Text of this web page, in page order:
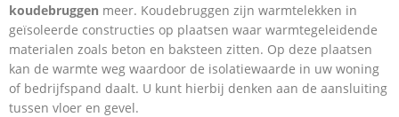
koudebruggen meer. Koudebruggen zijn warmtelekken in
geïsoleerde constructies op plaatsen waar warmtegeleidende
materialen zoals beton en baksteen zitten. Op deze plaatsen
kan de warmte weg waardoor de isolatiewaarde in uw woning
of bedrijfspand daalt. U kunt hierbij denken aan de aansluiting
tussen vloer en gevel.